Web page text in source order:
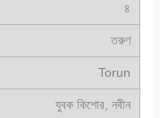
৪
তরুণ
Torun
যুবক কিশোর, নবীন